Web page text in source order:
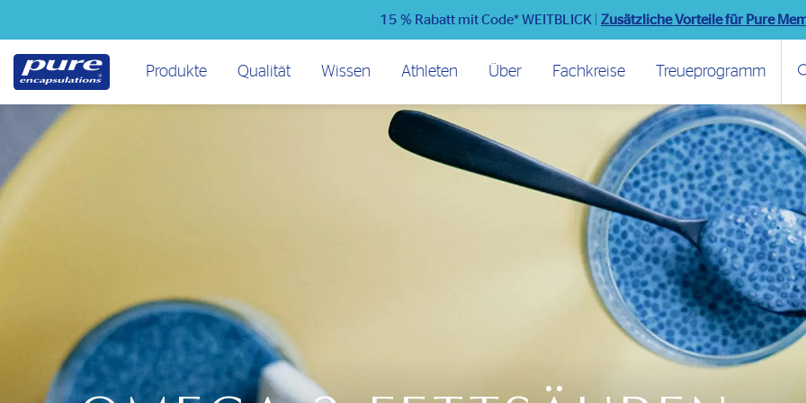
Inhalt
15 % Rabatt mit Code* WEITBLICK Zusätzliche Vorteile für Pure
Hauptmenü
Produkte Qualität Wissen Athleten Über Fachkreise Treueprogramm